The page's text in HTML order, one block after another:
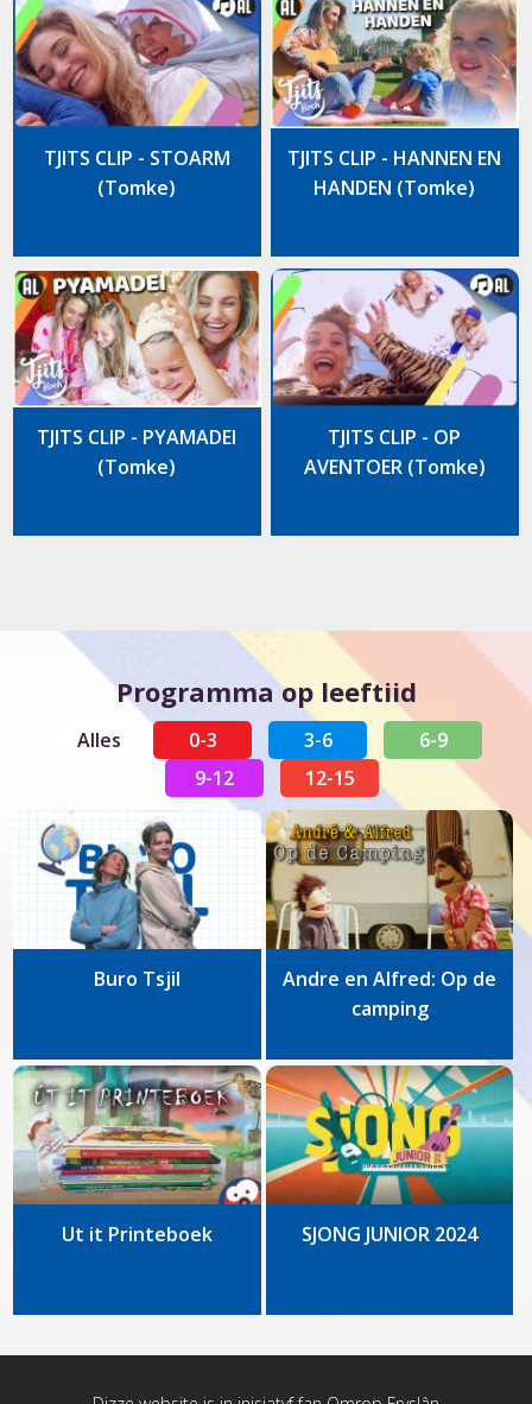
TJITS CLIP - STOARM
(Tomke)
TJITS CLIP - HANNEN EN
HANDEN (Tomke)
TJITS CLIP - PYAMADEI
(Tomke)
TJITS CLIP - OP
AVENTOER (Tomke)
Programma op leeftiid
Alles 0-3 3-6
6-9
9-12
12-15
Buro Tsjil
Andre en Alfred: Op de
camping
Ut it Printeboek SJONG JUNIOR 2024